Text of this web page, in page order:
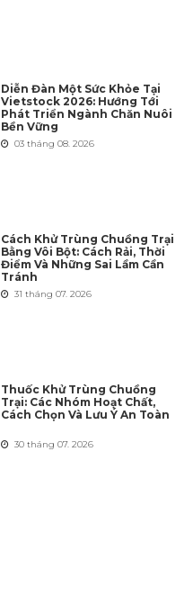
Diễn Đàn Một Sức Khỏe Tại
Vietstock 2026: Hướng Tới
Phát Triển Ngành Chăn Nuôi
Bền Vững
03 tháng 08. 2026
Cách Khử Trùng Chuồng Trại
Bằng Vôi Bột: Cách Rải, Thời
Điểm Và Những Sai Lầm Cần
Tránh
31 tháng 07. 2026
Thuốc Khử Trùng Chuồng
Trại: Các Nhóm Hoạt Chất,
Cách Chọn Và Lưu Ý An Toàn
30 tháng 07. 2026